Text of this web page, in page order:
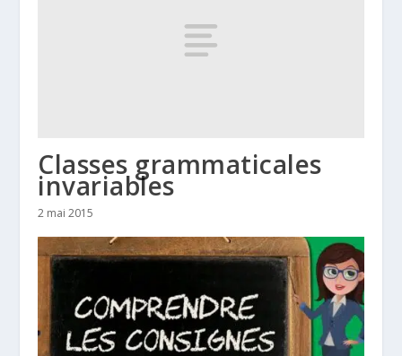
Classes grammaticales
invariables
2 mai 2015